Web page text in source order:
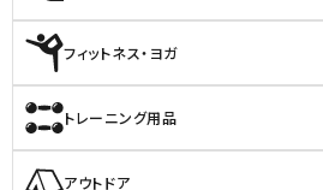
フィットネス・ヨガ
トレーニング用品
アウトドア